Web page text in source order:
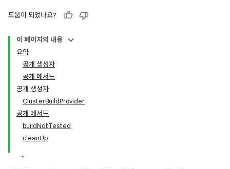
도움이 되었나요?
이 페이지의 내용
요약
공개 생성자
공개 메서드
공개 생성자
ClusterBuildProvider
공개 메서드
buildNotTested
cleanUp